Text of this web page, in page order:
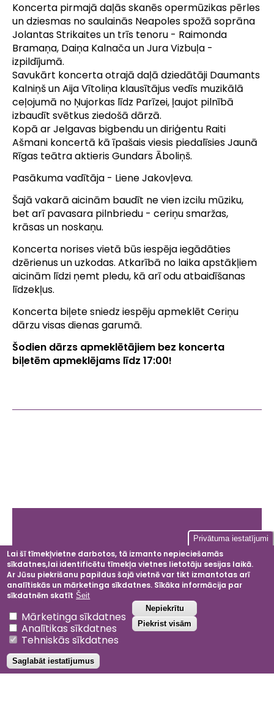
Koncerta pirmajā daļās skanēs opermūzikas pērles
un dziesmas no saulainās Neapoles spožā soprāna
Jolantas Strikaites un trīs tenoru - Raimonda
Bramaņa, Daiņa Kalnača un Jura Vizbuļa -
izpildījumā.
Savukārt koncerta otrajā daļā dziedātāji Daumants
Kalniņš un Aija Vītoliņa klausītājus vedīs muzikālā
ceļojumā no Ņujorkas līdz Parīzei, ļaujot pilnībā
izbaudīt svētkus ziedošā dārzā.
Kopā ar Jelgavas bigbendu un diriģentu Raiti
Ašmani koncertā kā īpašais viesis piedalīsies Jaunā
Rīgas teātra aktieris Gundars Āboliņš.
Pasākuma vadītāja - Liene Jakovļeva.
Šajā vakarā aicinām baudīt ne vien izcilu mūziku,
bet arī pavasara pilnbriedu - ceriņu smaržas,
krāsas un noskaņu.
Koncerta norises vietā būs iespēja iegādāties
dzērienus un uzkodas. Atkarībā no laika apstākļiem
aicinām līdzi ņemt pledu, kā arī odu atbaidīšanas
līdzekļus.
Koncerta biļete sniedz iespēju apmeklēt Ceriņu
dārzu visas dienas garumā.
Šodien dārzs apmeklētājiem bez koncerta
biļetēm apmeklējams līdz 17:00!
izvēlne
Facebook
Instagram
LinkedIn
2024 © Dobeles ceriņi
Privātuma politika
Noteikumi un nosacījumi
Projektu atbalsta
Privātuma iestatījumi
Lai šī tīmekļvietne darbotos, tā izmanto nepieciešamās
sīkdatnes,lai identificētu tīmekļa vietnes lietotāju sesijas laikā.
Ar Jūsu piekrišanu papildus šajā vietnē var tikt izmantotas arī
analītiskās un mārketinga sīkdatnes. Sīkāka informācija par
sīkdatnēm skatīt Šeit
Mārketinga sīkdatnes
Analītikas sīkdatnes
Tehniskās sīkdatnes
Saglabāt iestatījumus
Nepiekrītu
Piekrist visām
Atsaukt piekrišanu